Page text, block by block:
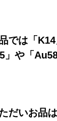
では「
」や「
だいお品